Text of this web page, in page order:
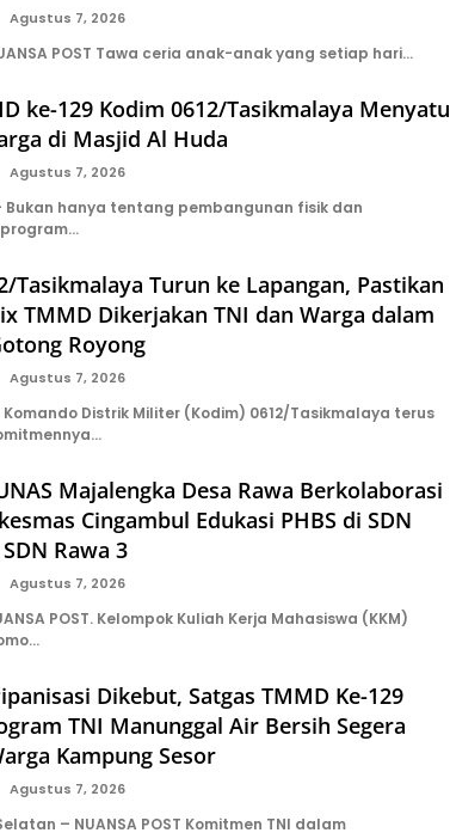
Agustus 7, 2026
POST Tawa ceria anak-anak yang setiap hari…
ke-129 Kodim 0612/Tasikmalaya Menyatu
di Masjid Al Huda
Agustus 7, 2026
Bukan hanya tentang pembangunan fisik dan
Tasikmalaya Turun ke Lapangan, Pastikan
TMMD Dikerjakan TNI dan Warga dalam
Royong
Agustus 7, 2026
Komando Distrik Militer (Kodim) 0612/Tasikmalaya terus
Majalengka Desa Rawa Berkolaborasi
Cingambul Edukasi PHBS di SDN
Rawa 3
Agustus 7, 2026
POST. Kelompok Kuliah Kerja Mahasiswa (KKM)
Dikebut, Satgas TMMD Ke-129
TNI Manunggal Air Bersih Segera
Kampung Sesor
Agustus 7, 2026
– NUANSA POST Komitmen TNI dalam